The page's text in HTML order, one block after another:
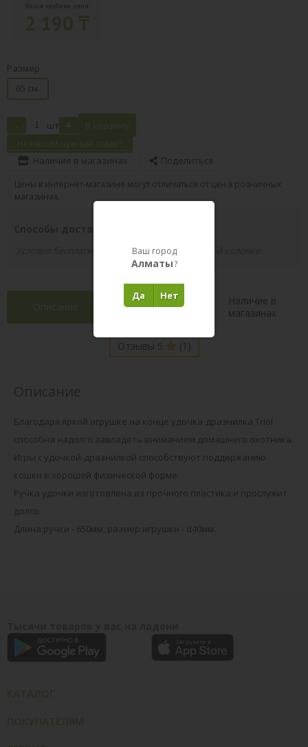
Ваша клубная цена:
Размер
65 см.
- шт + В корзину
Не нашли нужный товар?
Наличие в магазинах Поделиться
Цены в интернет-магазине могут отличаться от цен в розничных
магазинах.
Условия бесплатной доставки указаны в правой колонке
Описание Характеристики
Наличие в
магазинах
Отзывы 5 (1)
Благодаря яркой игрушке на конце удочка-дразнилка Triol
способна надолго завладеть вниманием домашнего охотника.
Игры с удочкой-дразнилкой способствуют поддержанию
кошки в хорошей физической форме.
Ручка удочки изготовлена из прочного пластика и прослужит
долго.
Длина ручки - 650мм, размер игрушки - d40мм.
Ваш город
Алматы?
Нет
Да